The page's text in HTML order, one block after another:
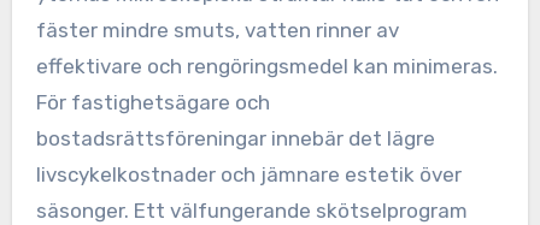
fäster mindre smuts, vatten rinner av
effektivare och rengöringsmedel kan minimeras.
För fastighetsägare och
bostadsrättsföreningar innebär det lägre
livscykelkostnader och jämnare estetik över
säsonger. Ett välfungerande skötselprogram